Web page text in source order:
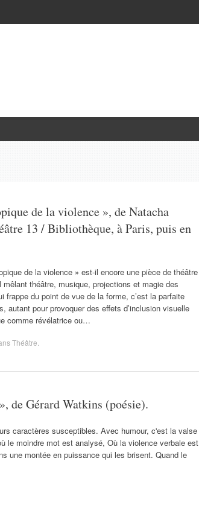
de la violence », de Natacha
13 / Bibliothèque, à Paris, puis en
de la violence » est-il encore une pièce de théâtre
théâtre, musique, projections et magie des
frappe du point de vue de la forme, c’est la parfaite
autant pour provoquer des effets d’inclusion visuelle
comme révélatrice ou…
Théâtre
de Gérard Watkins (poésie).
caractères susceptibles. Avec humour, c'est la valse
le moindre mot est analysé, Où la violence verbale est
une montée en puissance qui les brisent. Quand le